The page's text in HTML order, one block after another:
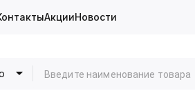
АкцииНовости